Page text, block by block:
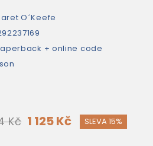
O´Keefe
+ online code
Kč 1 125 Kč SLEVA 15%